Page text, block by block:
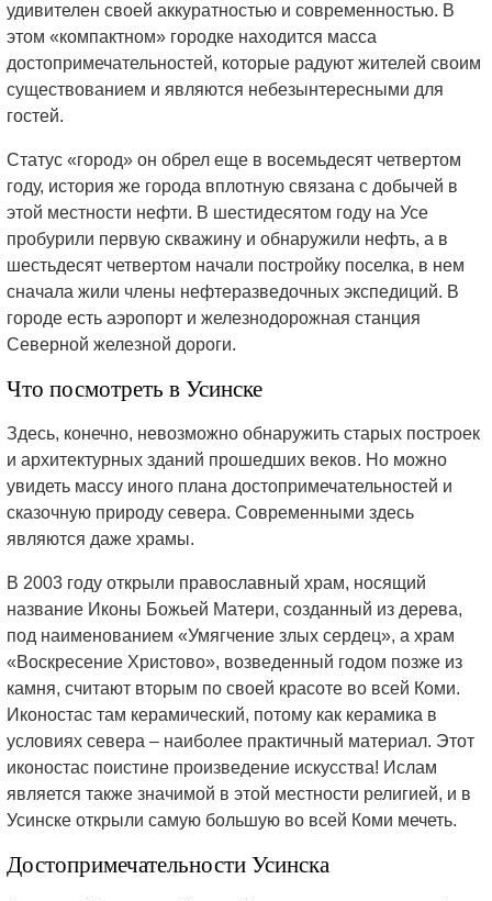
удивителен своей аккуратностью и современностью. В
этом «компактном» городке находится масса
достопримечательностей, которые радуют жителей своим
существованием и являются небезынтересными для
гостей.
Статус «город» он обрел еще в восемьдесят четвертом
году, история же города вплотную связана с добычей в
этой местности нефти. В шестидесятом году на Усе
пробурили первую скважину и обнаружили нефть, а в
шестьдесят четвертом начали постройку поселка, в нем
сначала жили члены нефтеразведочных экспедиций. В
городе есть аэропорт и железнодорожная станция
Северной железной дороги.
Что посмотреть в Усинске
Здесь, конечно, невозможно обнаружить старых построек
и архитектурных зданий прошедших веков. Но можно
увидеть массу иного плана достопримечательностей и
сказочную природу севера. Современными здесь
являются даже храмы.
В 2003 году открыли православный храм, носящий
название Иконы Божьей Матери, созданный из дерева,
под наименованием «Умягчение злых сердец», а храм
«Воскресение Христово», возведенный годом позже из
камня, считают вторым по своей красоте во всей Коми.
Иконостас там керамический, потому как керамика в
условиях севера – наиболее практичный материал. Этот
иконостас поистине произведение искусства! Ислам
является также значимой в этой местности религией, и в
Усинске открыли самую большую во всей Коми мечеть.
Достопримечательности Усинска